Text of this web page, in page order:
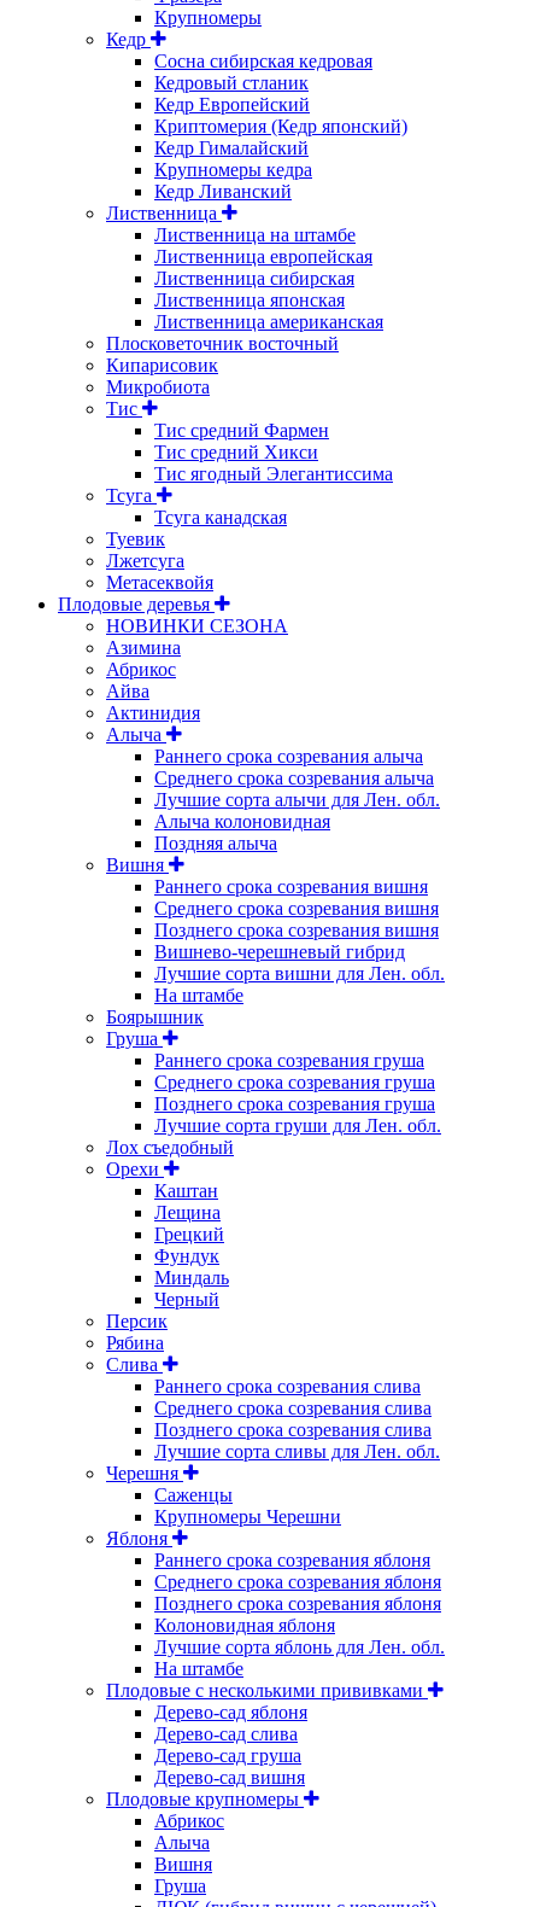
Крупномеры
Кедр
Сосна сибирская кедровая
Кедровый стланик
Кедр Европейский
Криптомерия (Кедр японский)
Кедр Гималайский
Крупномеры кедра
Кедр Ливанский
Лиственница
Лиственница на штамбе
Лиственница европейская
Лиственница сибирская
Лиственница японская
Лиственница американская
Плосковеточник восточный
Кипарисовик
Микробиота
Тис
Тис средний Фармен
Тис средний Хикси
Тис ягодный Элегантиссима
Тсуга
Тсуга канадская
Туевик
Лжетсуга
Метасеквойя
Плодовые деревья
НОВИНКИ СЕЗОНА
Азимина
Абрикос
Айва
Актинидия
Алыча
Раннего срока созревания алыча
Среднего срока созревания алыча
Лучшие сорта алычи для Лен. обл.
Алыча колоновидная
Поздняя алыча
Вишня
Раннего срока созревания вишня
Среднего срока созревания вишня
Позднего срока созревания вишня
Вишнево-черешневый гибрид
Лучшие сорта вишни для Лен. обл.
На штамбе
Боярышник
Груша
Раннего срока созревания груша
Среднего срока созревания груша
Позднего срока созревания груша
Лучшие сорта груши для Лен. обл.
Лох съедобный
Орехи
Каштан
Лещина
Грецкий
Фундук
Миндаль
Черный
Персик
Рябина
Слива
Раннего срока созревания слива
Среднего срока созревания слива
Позднего срока созревания слива
Лучшие сорта сливы для Лен. обл.
Черешня
Саженцы
Крупномеры Черешни
Яблоня
Раннего срока созревания яблоня
Среднего срока созревания яблоня
Позднего срока созревания яблоня
Колоновидная яблоня
Лучшие сорта яблонь для Лен. обл.
На штамбе
Плодовые с несколькими прививками
Дерево-сад яблоня
Дерево-сад слива
Дерево-сад груша
Дерево-сад вишня
Плодовые крупномеры
Абрикос
Алыча
Вишня
Груша